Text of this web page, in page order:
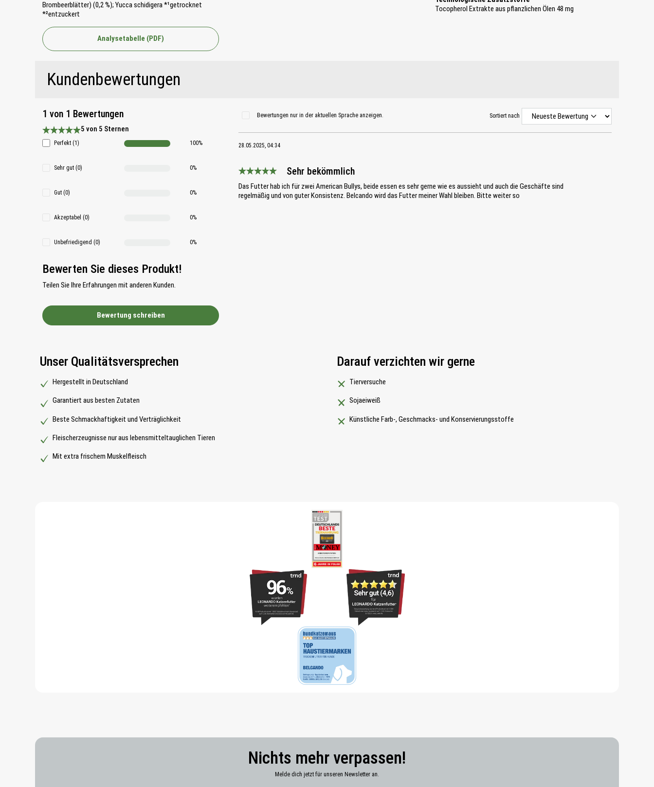
Brombeerblätter) (0,2 %); Yucca schidigera *¹getrocknet
*²entzuckert
Tocopherol Extrakte aus pflanzlichen Ölen 48 mg
Analysetabelle (PDF)
Kundenbewertungen
1 von 1 Bewertungen
Durchschnittliche Bewertung 5 von 5 Sternen
5 von 5 Sternen
Perfekt (1) 100%
Sehr gut (0) 0%
Gut (0) 0%
Akzeptabel (0) 0%
Unbefriedigend (0) 0%
Bewerten Sie dieses Produkt!
Teilen Sie Ihre Erfahrungen mit anderen Kunden.
Bewertung schreiben
Bewertungen nur in der aktuellen Sprache anzeigen. Sortiert nach
28.05.2025, 04:34
Sehr bekömmlich
Das Futter hab ich für zwei American Bullys, beide essen es sehr gerne wie es aussieht und auch die Geschäfte sind
regelmäßig und von guter Konsistenz. Belcando wird das Futter meiner Wahl bleiben. Bitte weiter so
Unser Qualitätsversprechen
Hergestellt in Deutschland
Garantiert aus besten Zutaten
Beste Schmackhaftigkeit und Verträglichkeit
Fleischerzeugnisse nur aus lebensmitteltauglichen Tieren
Mit extra frischem Muskelfleisch
Darauf verzichten wir gerne
Tierversuche
Sojaeiweiß
Künstliche Farb-, Geschmacks- und Konservierungsstoffe
Nichts mehr verpassen!
Melde dich jetzt für unseren Newsletter an.